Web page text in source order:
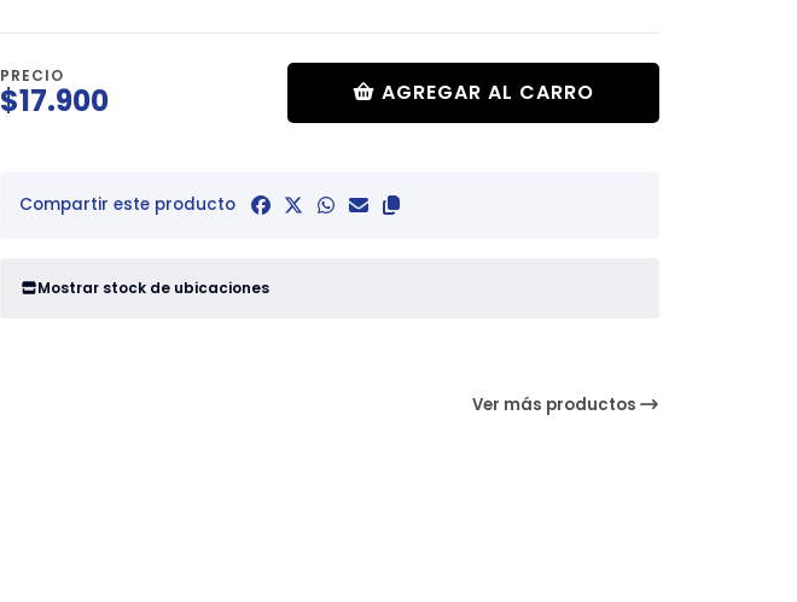
PRECIO
$17.900 AGREGAR AL CARRO
Compartir este producto
Mostrar stock de ubicaciones
Ver más productos